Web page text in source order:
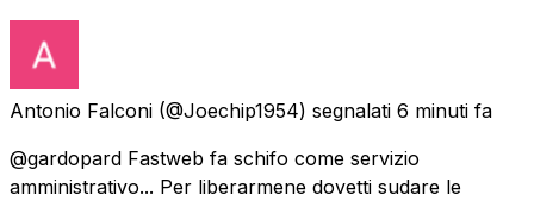
Antonio Falconi (@Joechip1954) segnalati 6 minuti fa
@gardopard Fastweb fa schifo come servizio
amministrativo... Per liberarmene dovetti sudare le